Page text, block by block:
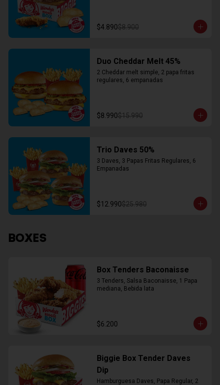
$4.890$8.900
Duo Cheddar Melt 45%
2 Cheddar melt simple, 2 papa fritas
regulares, 6 empanadas
$8.990$15.990
Trio Daves 50%
3 Daves, 3 Papas Fritas Regulares, 6
Empanadas
$12.990$25.980
BOXES
Box Tenders Baconaisse
3 Tenders, Salsa Baconaisse, 1 Papa
mediana, Bebida lata
$6.200
Biggie Box Tender Daves
Dip
Hamburguesa Daves, Papa Regular, 2